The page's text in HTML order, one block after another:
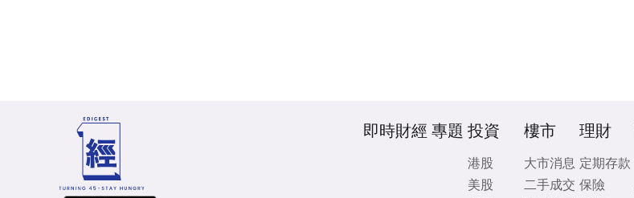
即時財經 專題 投資
港股
美股
樓市
大市消息
二手成交
理財
定期存款
保險